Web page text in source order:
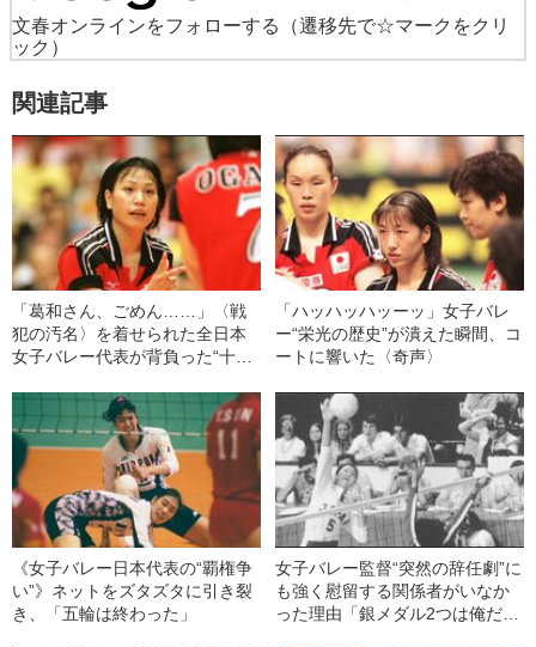
文春オンラインをフォローする
（遷移先で☆マークをクリ
ック）
関連記事
「葛和さん、ごめん……」〈戦
犯の汚名〉を着せられた全日本
女子バレー代表が背負った“十字
「ハッハッハッーッ」女子バレ
ー“栄光の歴史”が潰えた瞬間、コ
ートに響いた〈奇声〉
《女子バレー日本代表の“覇権争
い”》ネットをズタズタに引き裂
き、「五輪は終わった」
女子バレー監督“突然の辞任劇”に
も強く慰留する関係者がいなか
った理由「銀メダル2つは俺だけ